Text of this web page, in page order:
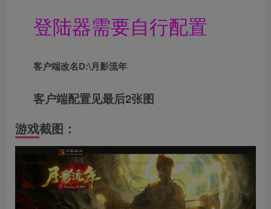
登陆器需要自行配置
客户端改名D:\月影流年
客户端配置见最后2张图
游戏截图：